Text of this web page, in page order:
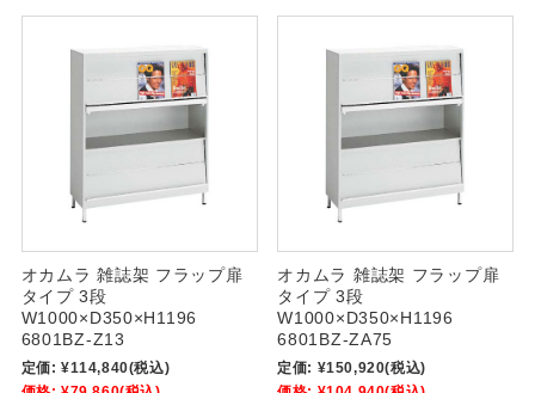
オカムラ 雑誌架 フラップ扉
タイプ 3段
W1000×D350×H1196
6801BZ-Z13
定価: ¥114,840(税込)
オカムラ 雑誌架 フラップ扉
タイプ 3段
W1000×D350×H1196
6801BZ-ZA75
定価: ¥150,920(税込)